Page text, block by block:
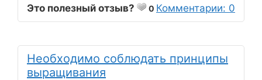
Это полезный отзыв?
0 Комментарии: 0
Необходимо соблюдать принципы
выращивания